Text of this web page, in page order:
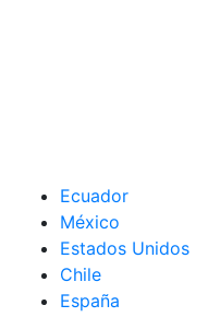
Ecuador
México
Estados Unidos
Chile
España